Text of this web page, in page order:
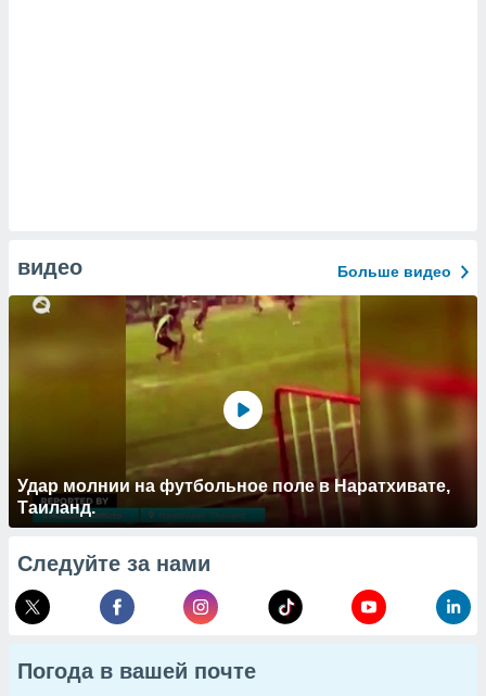
видео Больше видео
Удар молнии на футбольное поле в Наратхивате,
Таиланд.
Следуйте за нами
Погода в вашей почте